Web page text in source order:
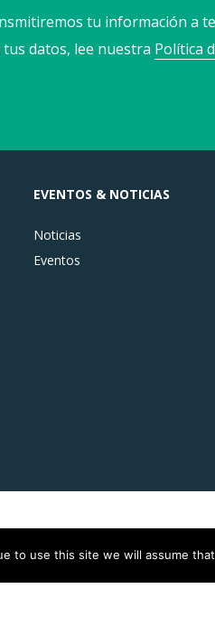
tu información a
datos, lee nuestra Política
EVENTOS & NOTICIAS
Noticias
Eventos
to use this site we will assume